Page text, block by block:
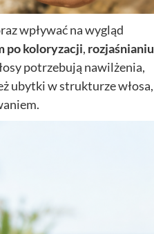
wpływać na wygląd
po koloryzacji, rozjaśnianiu
potrzebują nawilżenia,
ubytki w strukturze włosa,